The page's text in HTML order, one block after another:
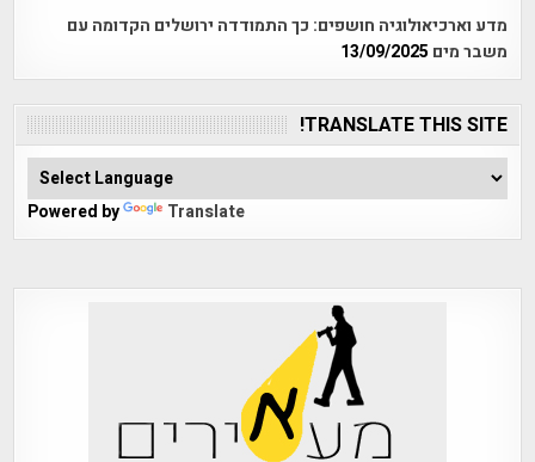
מדע וארכיאולוגיה חושפים: כך התמודדה ירושלים הקדומה עם
משבר מים 13/09/2025
TRANSLATE THIS SITE!
Powered by Translate